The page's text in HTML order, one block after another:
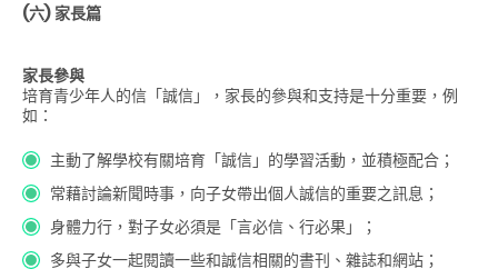
(六) 家長篇
家長參與
培育青少年人的信「誠信」，家長的參與和支持是十分重要，例
如：
主動了解學校有關培育「誠信」的學習活動，並積極配合；
常藉討論新聞時事，向子女帶出個人誠信的重要之訊息；
身體力行，對子女必須是「言必信、行必果」；
多與子女一起閱讀一些和誠信相關的書刊、雜誌和網站；